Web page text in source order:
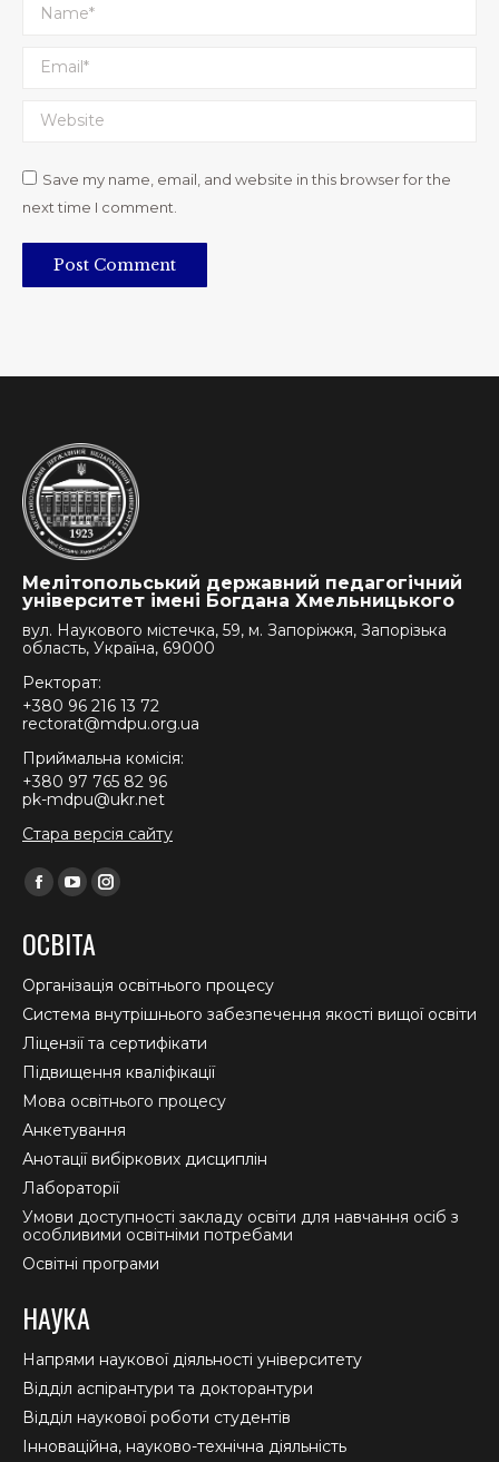
Name *
Email *
Website
Save my name, email, and website in this browser for the
next time I comment.
Post Comment
Мелітопольський державний педагогічний
університет імені Богдана Хмельницького
вул. Наукового містечка, 59, м. Запоріжжя, Запорізька
область, Україна, 69000
Ректорат:
+380 96 216 13 72
rectorat@mdpu.org.ua
Приймальна комісія:
+380 97 765 82 96
pk-mdpu@ukr.net
Стара версія сайту
Find us on:
Facebook
opens
in
new
window
YouTube
opens
in
new
window
Instagram
in
new
window
ОСВІТА
Організація освітнього процесу
Система внутрішнього забезпечення якості вищої освіти
Ліцензії та сертифікати
Підвищення кваліфікації
Мова освітнього процесу
Анкетування
Анотації вибіркових дисциплін
Лабораторії
Умови доступності закладу освіти для навчання осіб з
особливими освітніми потребами
Освітні програми
НАУКА
Напрями наукової діяльності університету
Відділ аспірантури та докторантури
Відділ наукової роботи студентів
Інноваційна, науково-технічна діяльність